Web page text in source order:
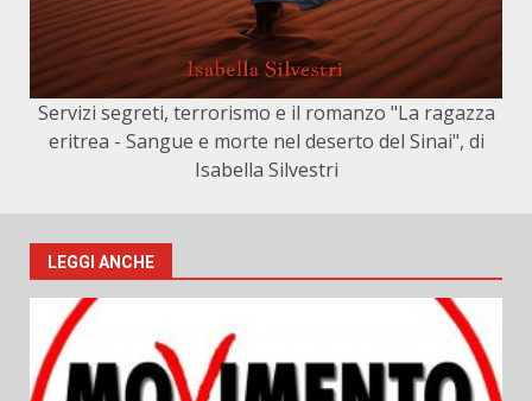
Servizi segreti, terrorismo e il romanzo "La ragazza
eritrea - Sangue e morte nel deserto del Sinai", di
Isabella Silvestri
LEGGI ANCHE